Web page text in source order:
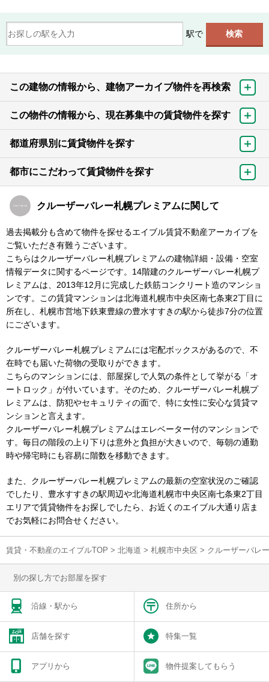
駅で
この建物の情報から、建物アーカイブ物件を再検索
この物件の情報から、現在募集中の賃貸物件を探す
都道府県別に賃貸物件を探す
都市にこだわって賃貸物件を探す
クルーザーバレー札幌プレミアムに関して
過去掲載分も含めて物件を探せるエイブル賃貸不動産アーカイブを
ご覧いただき有難うございます。
こちらはクルーザーバレー札幌プレミアムの建物詳細・設備・空室
情報データに関するページです。14階建のクルーザーバレー札幌プ
レミアムは、2013年12月に完成した鉄筋コンクリート造のマンショ
ンです。この賃貸マンションは北海道札幌市中央区南七条東2丁目に
所在し、札幌市営地下鉄東豊線の豊水すすきの駅から徒歩7分の位置
にございます。
クルーザーバレー札幌プレミアムには宅配ボックスがあるので、不
在時でも届いた荷物の受取りができます。
こちらのマンションには、部屋探しで人気の条件として挙がる「オ
ートロック」が付いています。そのため、クルーザーバレー札幌プ
レミアムは、防犯やセキュリティの面で、特に女性に安心な賃貸マ
ンションと言えます。
クルーザーバレー札幌プレミアムはエレベーター付のマンションで
す。毎日の階段の上り下りは意外と負担が大きいので、毎朝の通勤
時や帰宅時にも容易に階数を移動できます。
また、クルーザーバレー札幌プレミアムの最新の空室状況のご確認
でしたり、豊水すすきの駅周辺や北海道札幌市中央区南七条東2丁目
エリアで賃貸物件をお探しでしたら、お近くのエイブル大通り店ま
でお気軽にお問合せください。
賃貸・不動産のエイブルTOP > 北海道 > 札幌市中央区 > クルーザーバレ
別の探し方でお部屋を探す
沿線・駅から 住所から
店舗を探す 特集一覧
アプリから 物件提案してもらう